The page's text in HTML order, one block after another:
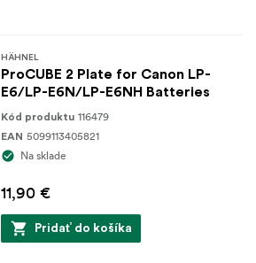
HÄHNEL
ProCUBE 2 Plate for Canon LP-
E6/LP-E6N/LP-E6NH Batteries
Kód produktu 116479
EAN 5099113405821
Na sklade
11,90 €
Pridať do košíka